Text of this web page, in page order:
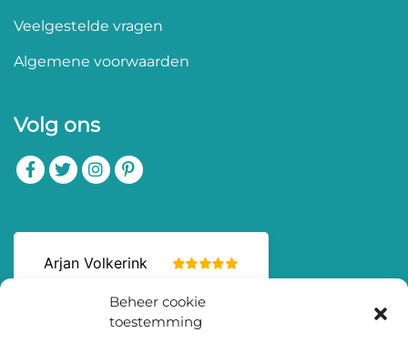
Beheer cookie
toestemming
Veelgestelde vragen
Algemene voorwaarden
Volg ons